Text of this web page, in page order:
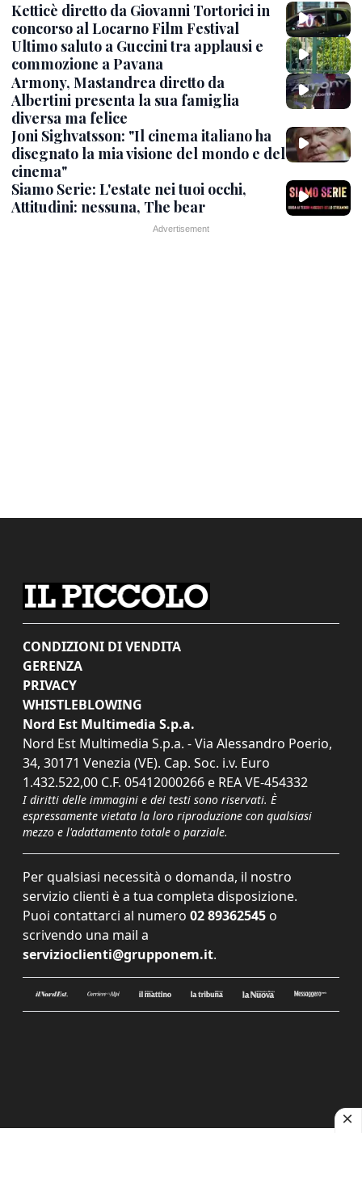
Ketticè diretto da Giovanni Tortorici in
concorso al Locarno Film Festival
Ultimo saluto a Guccini tra applausi e
commozione a Pavana
Armony, Mastandrea diretto da
Albertini presenta la sua famiglia
diversa ma felice
Joni Sighvatsson: "Il cinema italiano ha
disegnato la mia visione del mondo e del
cinema"
Siamo Serie: L'estate nei tuoi occhi,
Attitudini: nessuna, The bear
CONDIZIONI DI VENDITA
GERENZA
PRIVACY
WHISTLEBLOWING
Nord Est Multimedia S.p.a.
Nord Est Multimedia S.p.a. - Via Alessandro Poerio,
34, 30171 Venezia (VE). Cap. Soc. i.v. Euro
1.432.522,00 C.F. 05412000266 e REA VE-454332
I diritti delle immagini e dei testi sono riservati. È
espressamente vietata la loro riproduzione con qualsiasi
mezzo e l'adattamento totale o parziale.
Per qualsiasi necessità o domanda, il nostro
servizio clienti è a tua completa disposizione.
Puoi contattarci al numero 02 89362545 o
scrivendo una mail a
servizioclienti@grupponem.it.